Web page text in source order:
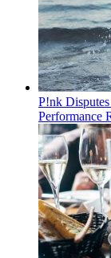
P!nk
Performance